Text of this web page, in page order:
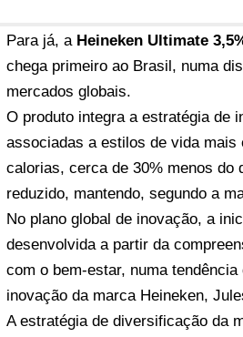
Para já, a Heineken Ultimate
chega primeiro ao Brasil, numa
mercados globais.
O produto integra a estratégia de
associadas a estilos de vida mais
calorias, cerca de 30% menos do
reduzido, mantendo, segundo a
No plano global de inovação, a
desenvolvida a partir da
com o bem-estar, numa
inovação da marca Heineken,
A estratégia de diversificação da